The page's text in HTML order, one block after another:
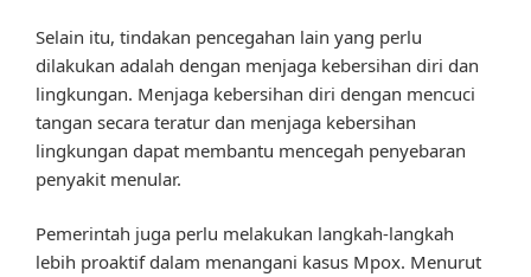
Selain itu, tindakan pencegahan lain yang perlu
dilakukan adalah dengan menjaga kebersihan diri dan
lingkungan. Menjaga kebersihan diri dengan mencuci
tangan secara teratur dan menjaga kebersihan
lingkungan dapat membantu mencegah penyebaran
penyakit menular.
Pemerintah juga perlu melakukan langkah-langkah
lebih proaktif dalam menangani kasus Mpox. Menurut